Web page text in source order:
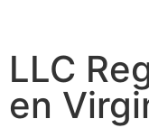
LLC
en